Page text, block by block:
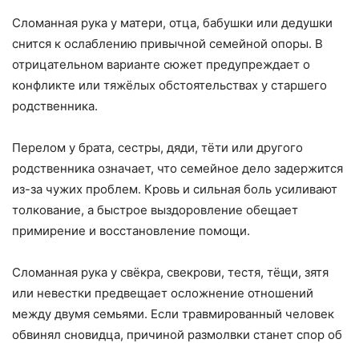
Сломанная рука у матери, отца, бабушки или дедушки
снится к ослаблению привычной семейной опоры. В
отрицательном варианте сюжет предупреждает о
конфликте или тяжёлых обстоятельствах у старшего
родственника.
Перелом у брата, сестры, дяди, тёти или другого
родственника означает, что семейное дело задержится
из-за чужих проблем. Кровь и сильная боль усиливают
толкование, а быстрое выздоровление обещает
примирение и восстановление помощи.
Сломанная рука у свёкра, свекрови, тестя, тёщи, зятя
или невестки предвещает осложнение отношений
между двумя семьями. Если травмированный человек
обвинял сновидца, причиной размолвки станет спор об